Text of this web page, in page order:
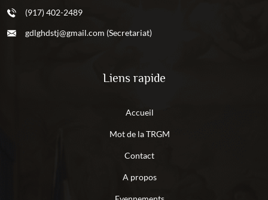
(917) 402-2489
gdlghdstj@gmail.com (Secretariat)
Liens rapide
Accueil
Mot de la TRGM
Contact
A propos